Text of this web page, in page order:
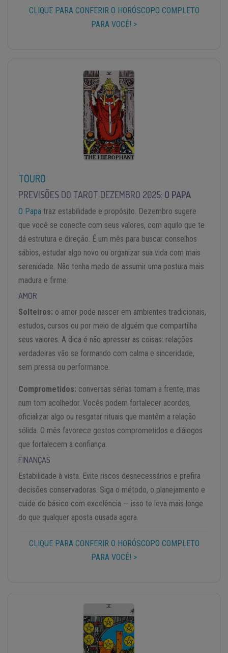
CLIQUE PARA CONFERIR O HORÓSCOPO COMPLETO
PARA VOCÊ! >
TOURO
PREVISÕES DO TAROT DEZEMBRO 2025: O PAPA
O Papa traz estabilidade e propósito. Dezembro sugere
que você se conecte com seus valores, com aquilo que te
dá estrutura e direção. É um mês para buscar conselhos
sábios, estudar algo novo ou organizar sua vida com mais
serenidade. Não tenha medo de assumir uma postura mais
madura e firme.
AMOR
Solteiros: o amor pode nascer em ambientes tradicionais,
estudos, cursos ou por meio de alguém que compartilha
seus valores. A dica é não apressar as coisas: relações
verdadeiras vão se formando com calma e sinceridade,
sem pressa ou performance.
Comprometidos: conversas sérias tomam a frente, mas
num tom acolhedor. Vocês podem fortalecer acordos,
oficializar algo ou resgatar rituais que mantêm a relação
sólida. O mês favorece gestos comprometidos e diálogos
que fortalecem a confiança.
FINANÇAS
Estabilidade à vista. Evite riscos desnecessários e prefira
decisões conservadoras. Siga o método, o planejamento e
cuide do básico com excelência — isso te leva mais longe
do que qualquer aposta ousada agora.
CLIQUE PARA CONFERIR O HORÓSCOPO COMPLETO
PARA VOCÊ! >